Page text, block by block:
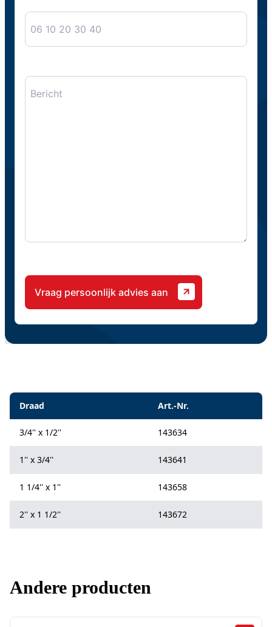
Specificaties
Draad Art.-Nr.
3/4'' x 1/2'' 143634
1'' x 3/4'' 143641
1 1/4'' x 1'' 143658
2'' x 1 1/2'' 143672
Andere producten